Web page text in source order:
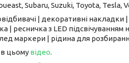
Subaru, Suzuki, Toyota,
| декоративні
| ресничка з LED
маркери | рідина для
цьому відео.